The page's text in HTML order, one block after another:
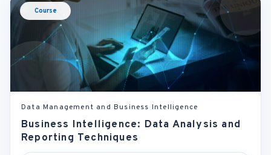
Course
Data Management and Business Intelligence
Business Intelligence: Data Analysis and
Reporting Techniques